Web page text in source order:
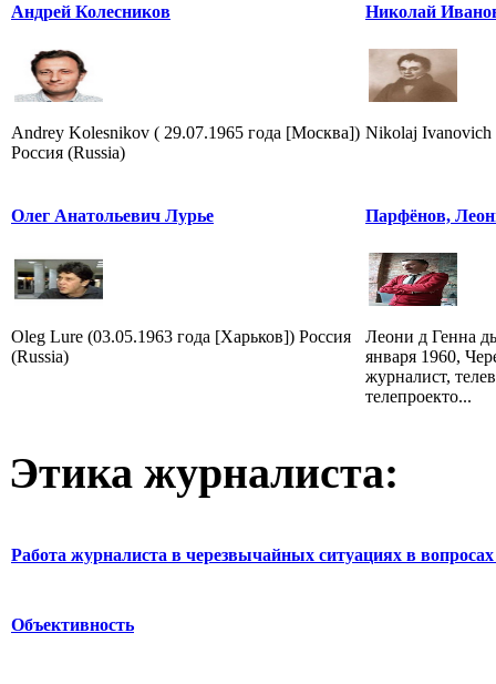
Андрей Колесников
Andrey Kolesnikov ( 29.07.1965 года [Москва])
Россия (Russia)
Николай
Nikolaj Ivanovich
Олег Анатольевич Лурье
Oleg Lure (03.05.1963 года [Харьков]) Россия
(Russia)
Парфёнов,
Леони д Генна
января 1960,
журналист,
телепроекто...
Этика журналиста:
Работа журналиста в черезвычайных ситуациях в вопросах
Объективность